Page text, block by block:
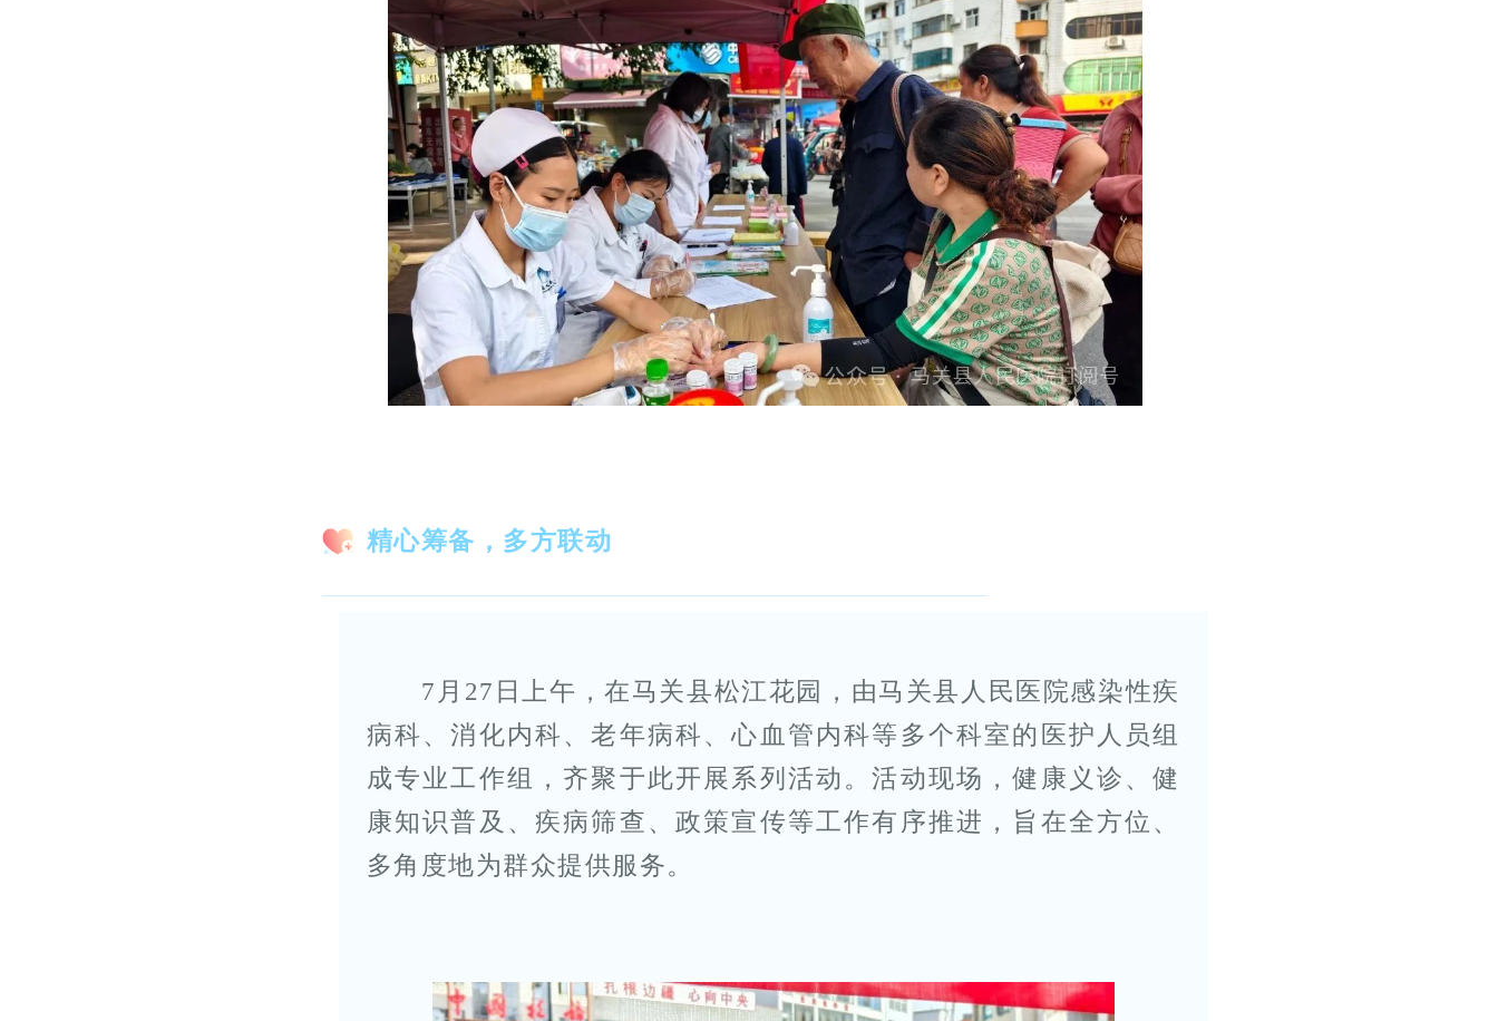
精心筹备，多方联动
7月27日上午，在马关县松江花园，由马关县人民医院感染性疾
病科、消化内科、老年病科、心血管内科等多个科室的医护人员组
成专业工作组，齐聚于此开展系列活动。活动现场，健康义诊、健
康知识普及、疾病筛查、政策宣传等工作有序推进，旨在全方位、
多角度地为群众提供服务。